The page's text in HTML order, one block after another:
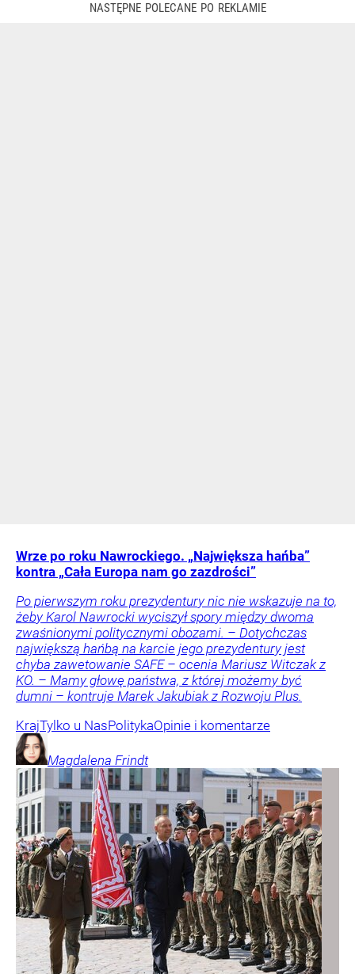
Wrze po roku Nawrockiego. „Największa hańba”
kontra „Cała Europa nam go zazdrości”
Po pierwszym roku prezydentury nic nie wskazuje na to,
żeby Karol Nawrocki wyciszył spory między dwoma
zwaśnionymi politycznymi obozami. – Dotychczas
największą hańbą na karcie jego prezydentury jest
chyba zawetowanie SAFE – ocenia Mariusz Witczak z
KO. – Mamy głowę państwa, z której możemy być
dumni – kontruje Marek Jakubiak z Rozwoju Plus.
KrajTylko u NasPolitykaOpinie i komentarze
Magdalena Frindt